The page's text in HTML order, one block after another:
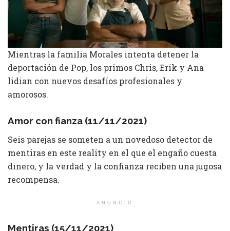
Mientras la familia Morales intenta detener la
deportación de Pop, los primos Chris, Erik y Ana
lidian con nuevos desafíos profesionales y
amorosos.
Amor con fianza (11/11/2021)
Seis parejas se someten a un novedoso detector de
mentiras en este reality en el que el engaño cuesta
dinero, y la verdad y la confianza reciben una jugosa
recompensa.
ANUNCIO
Mentiras (15/11/2021)